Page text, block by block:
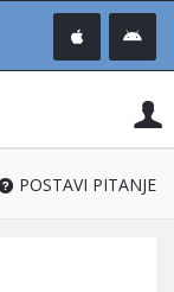
®
POSTAVI PITANJE